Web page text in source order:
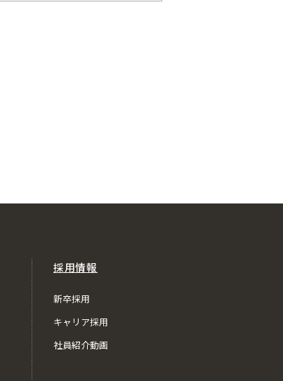
採用情報
新卒採用
キャリア採用
社員紹介動画